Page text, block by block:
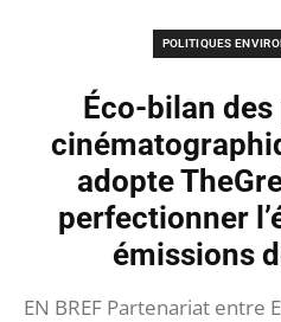
POLITIQUES
Éco-bilan
adopte
perfectionner
émissions
EN BREF Partenariat entre